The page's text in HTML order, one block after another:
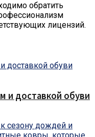
обратить
лицензий.
и доставкой обуви